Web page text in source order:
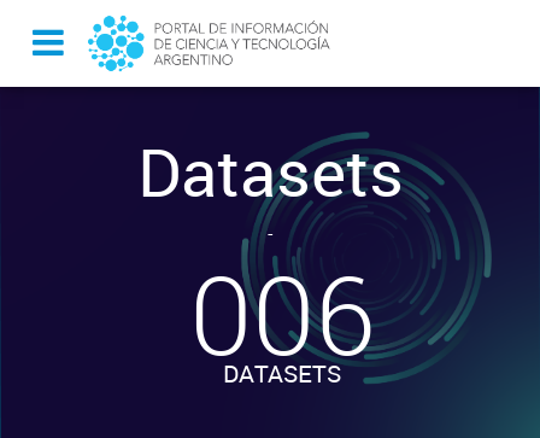
Datasets
-
006
DATASETS